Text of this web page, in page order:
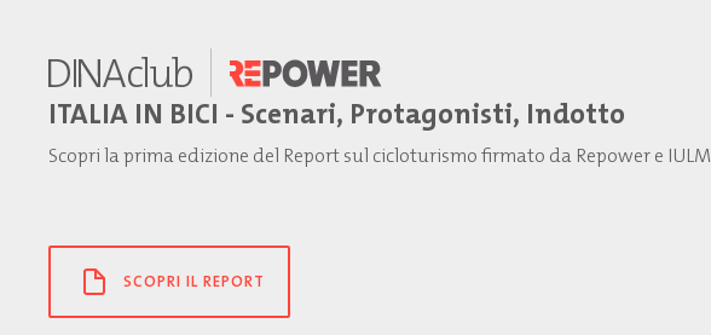
ITALIA IN BICI - Scenari, Protagonisti, Indotto
Scopri la prima edizione del Report sul cicloturismo firmato da Repower e IULM
SCOPRI IL REPORT